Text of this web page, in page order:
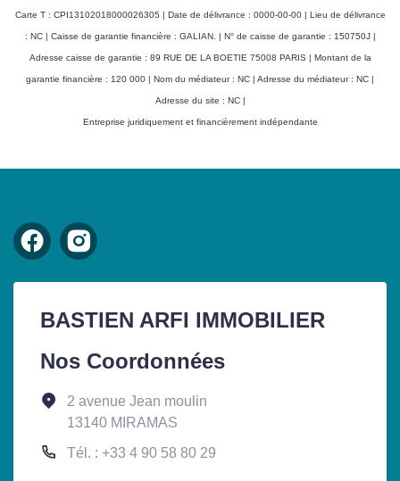
Carte T : CPI13102018000026305 | Date de délivrance : 0000-00-00 | Lieu de délivrance
: NC | Caisse de garantie financière : GALIAN. | N° de caisse de garantie : 150750J |
Adresse caisse de garantie : 89 RUE DE LA BOETIE 75008 PARIS | Montant de la
garantie financière : 120 000 | Nom du médiateur : NC | Adresse du médiateur : NC |
Adresse du site : NC |
Entreprise juridiquement et financièrement indépendante
BASTIEN ARFI IMMOBILIER
Nos Coordonnées
2 avenue Jean moulin
13140 MIRAMAS
Tél. : +33 4 90 58 80 29